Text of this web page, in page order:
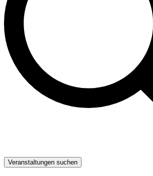
Veranstaltungen suchen